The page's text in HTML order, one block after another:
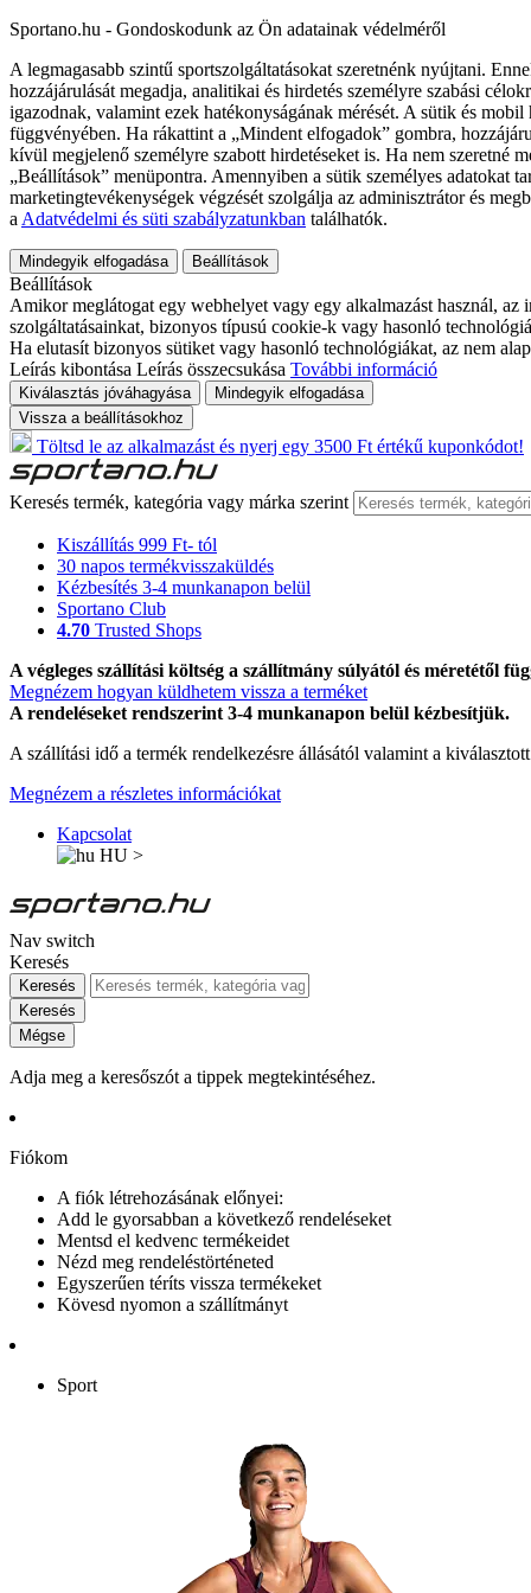
Sportano.hu - Gondoskodunk az Ön adatainak védelméről
A legmagasabb szintű sportszolgáltatásokat szeretnénk nyújtani.
hozzájárulását megadja, analitikai és hirdetés személyre szabási
igazodnak, valamint ezek hatékonyságának mérését. A sütik és
függvényében. Ha rákattint a „Mindent elfogadok” gombra,
kívül megjelenő személyre szabott hirdetéseket is. Ha nem szeretné
„Beállítások” menüpontra. Amennyiben a sütik személyes adatokat
marketingtevékenységek végzését szolgálja az adminisztrátor és
a Adatvédelmi és süti szabályzatunkban találhatók.
Mindegyik elfogadása Beállítások
Beállítások
Amikor meglátogat egy webhelyet vagy egy alkalmazást használ,
szolgáltatásainkat, bizonyos típusú cookie-k vagy hasonló
Ha elutasít bizonyos sütiket vagy hasonló technológiákat, az nem
Leírás kibontása Leírás összecsukása További információ
Kiválasztás jóváhagyása
Mindegyik elfogadása
Vissza a beállításokhoz
Töltsd le az alkalmazást és nyerj egy 3500 Ft értékű kuponkódot!
Keresés termék, kategória vagy márka szerint
Kiszállítás 999 Ft- tól
30 napos termékvisszaküldés
Kézbesítés 3-4 munkanapon belül
Sportano Club
4.70 Trusted Shops
A végleges szállítási költség a szállítmány súlyától és méretétől
Megnézem hogyan küldhetem vissza a terméket
A rendeléseket rendszerint 3-4 munkanapon belül kézbesítjük.
A szállítási idő a termék rendelkezésre állásától valamint a
Megnézem a részletes információkat
Kapcsolat
HU >
Nav switch
Keresés
Keresés
Keresés
Mégse
Adja meg a keresőszót a tippek megtekintéséhez.
Fiókom
A fiók létrehozásának előnyei:
Add le gyorsabban a következő rendeléseket
Mentsd el kedvenc termékeidet
Nézd meg rendeléstörténeted
Egyszerűen téríts vissza termékeket
Kövesd nyomon a szállítmányt
Sport